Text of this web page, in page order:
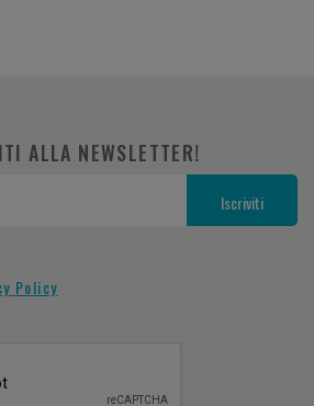
ALLA NEWSLETTER!
Policy